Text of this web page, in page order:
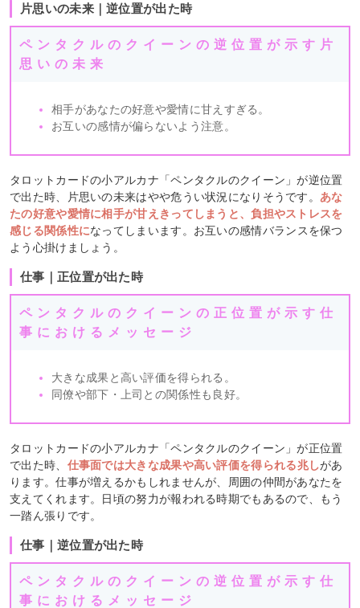
片思いの未来｜逆位置が出た時
ペンタクルのクイーンの逆位置が示す片
思いの未来
相手があなたの好意や愛情に甘えすぎる。
お互いの感情が偏らないよう注意。
タロットカードの小アルカナ「ペンタクルのクイーン」が逆位置
で出た時、片思いの未来はやや危うい状況になりそうです。 あな
たの好意や愛情に相手が甘えきってしまうと、負担やストレスを
感じる関係性になってしまいます。お互いの感情バランスを保つ
よう心掛けましょう。
仕事｜正位置が出た時
ペンタクルのクイーンの正位置が示す仕
事におけるメッセージ
大きな成果と高い評価を得られる。
同僚や部下・上司との関係性も良好。
タロットカードの小アルカナ「ペンタクルのクイーン」が正位置
で出た時、 仕事面では大きな成果や高い評価を得られる兆しがあ
ります。仕事が増えるかもしれませんが、周囲の仲間があなたを
支えてくれます。日頃の努力が報われる時期でもあるので、もう
一踏ん張りです。
仕事｜逆位置が出た時
ペンタクルのクイーンの逆位置が示す仕
事におけるメッセージ